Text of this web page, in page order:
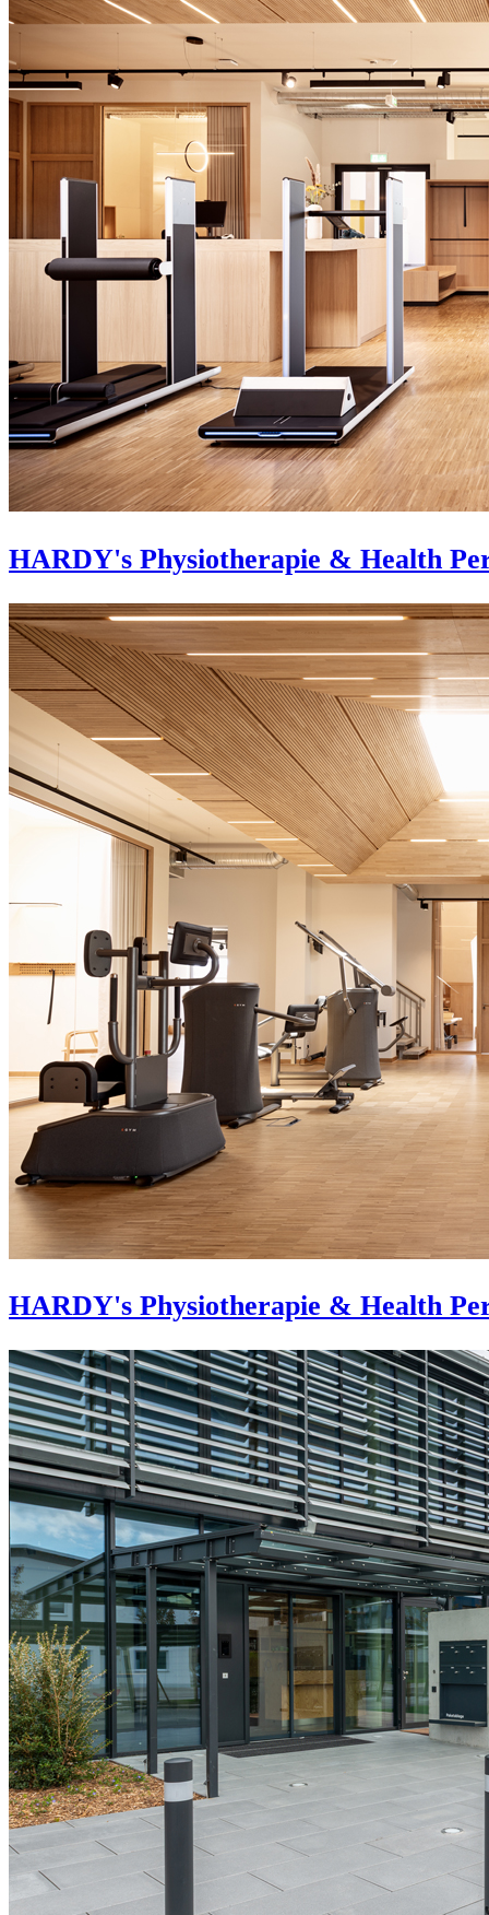
HARDY's Physiotherapie & Health
HARDY's Physiotherapie & Health